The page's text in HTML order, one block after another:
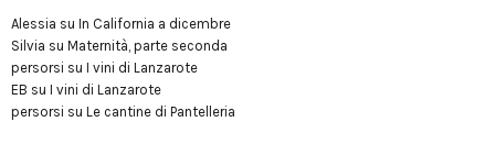
Alessia su In California a dicembre
Silvia su Maternità, parte seconda
persorsi su I vini di Lanzarote
EB su I vini di Lanzarote
persorsi su Le cantine di Pantelleria